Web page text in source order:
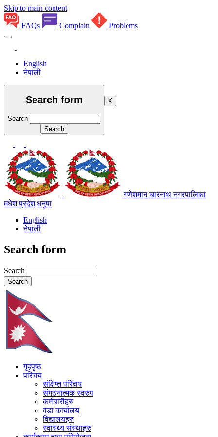
Skip to main content
FAQs Complain Problems
English
नेपाली
Search form
Search
X
गणेशमान चारनाथ नगरपालिका
मधेश प्रदेश,धनुषा
English
नेपाली
Search form
Search
गृहपृष्ठ
परिचय
संक्षिप्त परिचय
संगठनात्मक स्वरुप
कर्मचारीहरु
वडा कार्यालय
विद्यालयहरु
स्वास्थ्य संस्थाहरु